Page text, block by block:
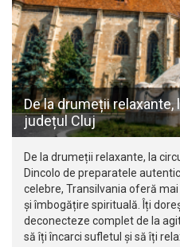
De la drumeții
județul Cluj
De la drumeții relaxante, la
Dincolo de preparatele
celebre, Transilvania oferă
și îmbogățire spirituală. Îți
deconecteze complet de la
să îți încarci sufletul și să îți